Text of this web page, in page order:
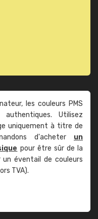
les couleurs PMS
Utilisez
uniquement à titre de
d'acheter un
pour être sûr de la
un éventail de couleurs
TVA).